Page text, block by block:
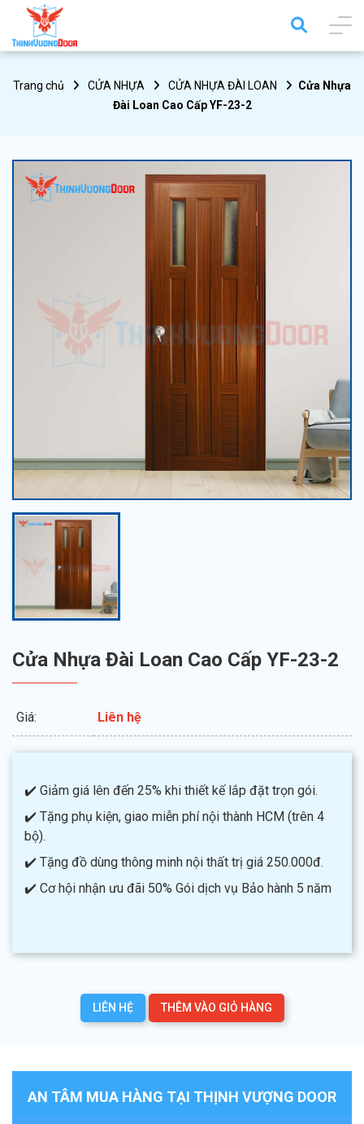
Trang chủ CỬA NHỰA CỬA NHỰA ĐÀI LOAN
Cửa Nhựa
Đài Loan Cao Cấp YF-23-2
Cửa Nhựa Đài Loan Cao Cấp YF-23-2
Giá: Liên hệ
✔️ Giảm giá lên đến 25% khi thiết kế lắp đặt trọn gói.
✔️ Tặng phụ kiện, giao miễn phí nội thành HCM (trên 4
bộ).
✔️ Tặng đồ dùng thông minh nội thất trị giá 250.000đ.
✔️ Cơ hội nhận ưu đãi 50% Gói dịch vụ Bảo hành 5 năm
LIÊN HỆ THÊM VÀO GIỎ HÀNG
AN TÂM MUA HÀNG TẠI THỊNH VƯỢNG DOOR